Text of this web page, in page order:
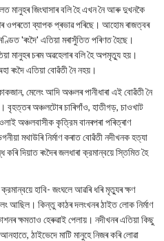
মানুহৰ জিংঘাসাৰ বলি হৈ এখন নৈ আৰু দুখনকৈ
ওপৰতো ব্যাপক প্ৰভাৱ পৰিছে। আহোম ৰাজত্বৰ
'ৰংদৈ' এতিয়া মৰাসুঁতিত পৰিণত হৈছে।
মানুহৰ চৰম অৱহেলাৰ বলি হৈ অপমৃত্যু হয়।
ৰংদৈ এতিয়া বোৱঁতী নৈ নহয়।
মেলেং আদি অঞ্চলৰ পানীধাৰা এই বোৱঁতী নৈ
বৃহত্তৰ অঞ্চলটোৰ চাৰিগাঁও, হাতীগড়, চাওখাট
অঞ্চলবাসীক কৃত্রিম বানৰপৰা পৰিত্ৰাণ
মথাউৰি নিৰ্মাণ কৰাত বোৱঁতী নদীখনক হত্যা
দিয়াত ৰংদৈৰ জলধাৰা ক্রমান্বয়ে স্তিমিত হৈ
হাবি- জংঘলে আৱৰি ধৰি মৃত্যুৰ ক্ষণ
আছিল। কিন্তু কাঠৰ দলংখনৰ ঠাইত লোক নির্মাণ
ক্ষমতাও হেৰুৱাই পেলায়। নদীখনৰ এতিয়া কিছু
ঠাইভেদে মাটি মানুহে নিজৰ কৰি লোৱা